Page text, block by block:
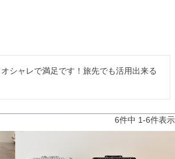
シャレで満足です！旅先でも活用出来る
6件中 1-6件表示